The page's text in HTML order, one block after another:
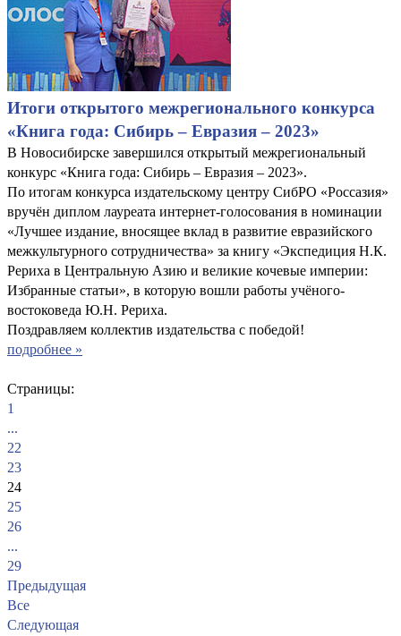
Итоги открытого межрегионального конкурса
«Книга года: Сибирь – Евразия – 2023»
В Новосибирске завершился открытый межрегиональный
конкурс «Книга года: Сибирь – Евразия – 2023».
По итогам конкурса издательскому центру СибРО «Россазия»
вручён диплом лауреата интернет-голосования в номинации
«Лучшее издание, вносящее вклад в развитие евразийского
межкультурного сотрудничества» за книгу «Экспедиция Н.К.
Рериха в Центральную Азию и великие кочевые империи:
Избранные статьи», в которую вошли работы учёного-
востоковеда Ю.Н. Рериха.
Поздравляем коллектив издательства с победой!
подробнее »
Страницы:
1
...
22
23
24
25
26
...
29
Предыдущая
Все
Следующая